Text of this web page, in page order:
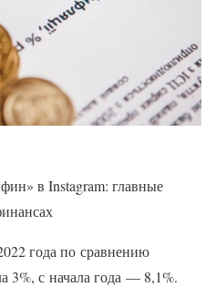
в Instagram: главные
года по сравнению
3%, с начала года — 8,1%.